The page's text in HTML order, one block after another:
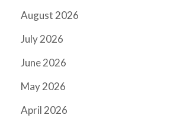
August 2026
July 2026
June 2026
May 2026
April 2026